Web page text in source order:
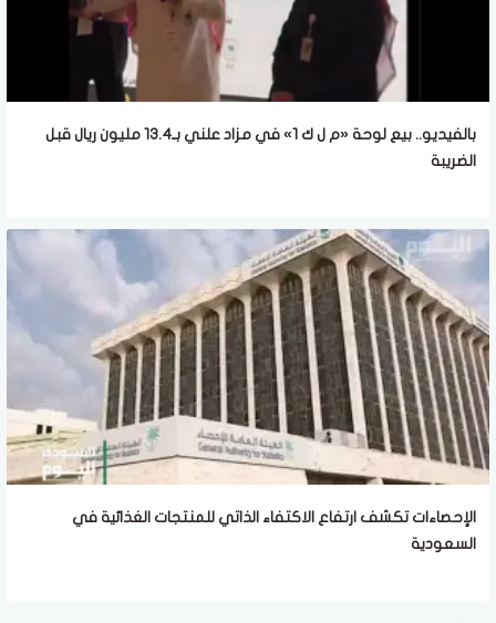
بالفيديو.. بيع لوحة «م ل ك 1» في مزاد علني بـ13.4 مليون ريال قبل
الضريبة
الإحصاءات تكشف ارتفاع الاكتفاء الذاتي للمنتجات الغذائية في
السعودية